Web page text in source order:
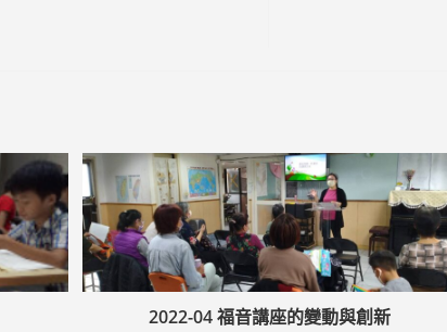
2022-04 福音講座的變動與創新